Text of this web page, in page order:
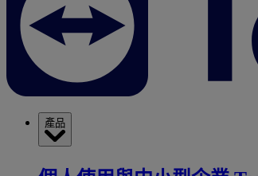
產品